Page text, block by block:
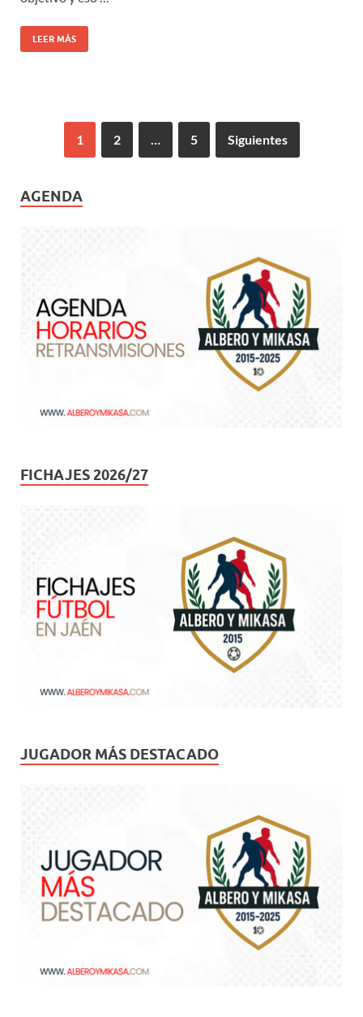
LEER MÁS
1 2 5 Siguientes
AGENDA
FICHAJES 2026/27
JUGADOR MÁS DESTACADO